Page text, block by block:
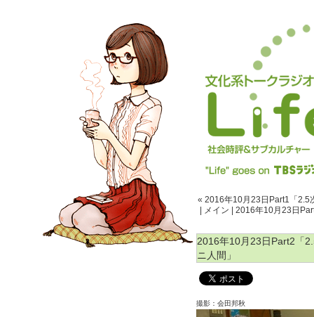
« 2016年10月23日Part1「2.5
メイン 2016年10月23日
2016年10月23日Part2「
ニ人間」
撮影：会田邦秋